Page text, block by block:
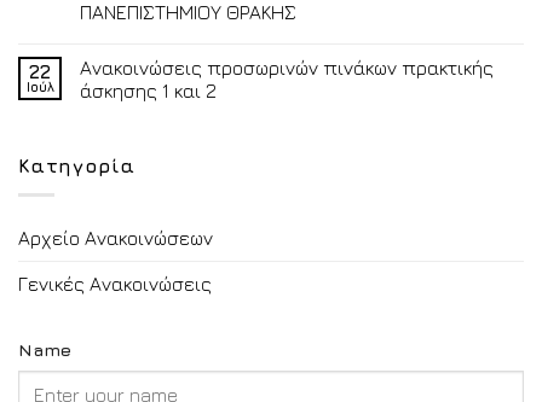
ΠΑΝΕΠΙΣΤΗΜΙΟΥ ΘΡΑΚΗΣ
22
Ιούλ
Ανακοινώσεις προσωρινών πινάκων πρακτικής
άσκησης 1 και 2
Κατηγορία
Αρχείο Ανακοινώσεων
Γενικές Ανακοινώσεις
Name